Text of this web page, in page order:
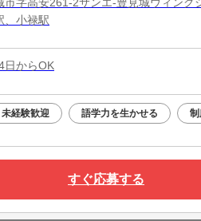
市字高安261-2サンエ-豊見城ウィング
、小禄駅
日からOK
未経験歓迎 語学力を生かせる 制
すぐ応募する